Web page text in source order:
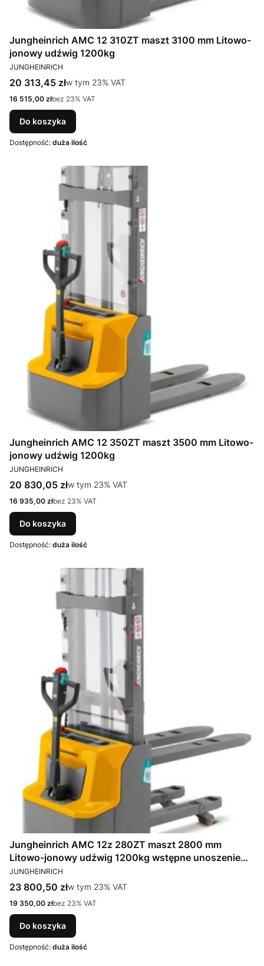
Jungheinrich AMC 12 310ZT maszt 3100 mm Litowo-
jonowy udźwig 1200kg
PRODUCENT
JUNGHEINRICH
Cena brutto
20 313,45 złw tym %s VAT
w tym 23% VAT
Cena netto
16 515,00 złbez 23% VAT
Do koszyka
Dostępność: duża ilość
Jungheinrich AMC 12 350ZT maszt 3500 mm Litowo-
jonowy udźwig 1200kg
PRODUCENT
JUNGHEINRICH
Cena brutto
20 830,05 złw tym %s VAT
w tym 23% VAT
Cena netto
16 935,00 złbez 23% VAT
Do koszyka
Dostępność: duża ilość
Jungheinrich AMC 12z 280ZT maszt 2800 mm
Litowo-jonowy udźwig 1200kg wstępne unoszenie
wideł
PRODUCENT
JUNGHEINRICH
Cena brutto
23 800,50 złw tym %s VAT
w tym 23% VAT
Cena netto
19 350,00 złbez 23% VAT
Do koszyka
Dostępność: duża ilość